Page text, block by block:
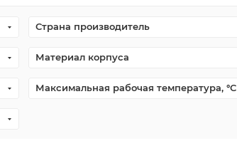
Страна производитель
Материал корпуса
Максимальная рабочая температура, °С